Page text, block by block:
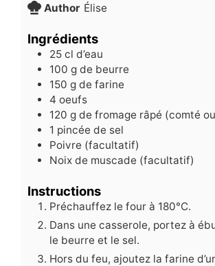
Author Élise
Ingrédients
25 cl d’eau
100 g de beurre
150 g de farine
4 oeufs
120 g de fromage râpé (comté
1 pincée de sel
Poivre (facultatif)
Noix de muscade (facultatif)
Instructions
Préchauffez le four à 180°C.
Dans une casserole, portez à
le beurre et le sel.
Hors du feu, ajoutez la farine